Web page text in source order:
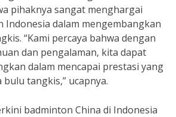
pihaknya sangat menghargai
Indonesia dalam mengembangkan
“Kami percaya bahwa dengan
dan pengalaman, kita dapat
dalam mencapai prestasi yang
tangkis,” ucapnya.
badminton China di Indonesia